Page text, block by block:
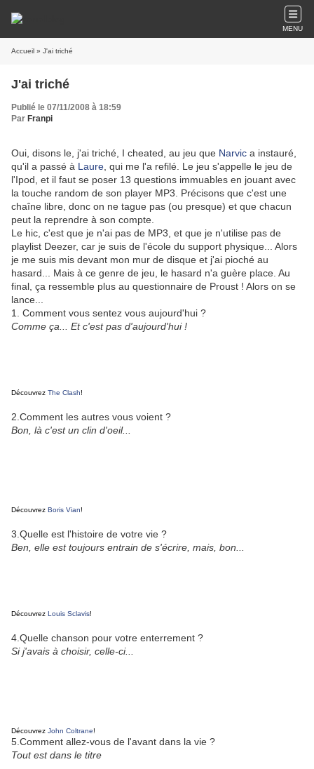
MENU
Accueil » J'ai triché
J'ai triché
Publié le 07/11/2008 à 18:59
Par Franpi
Oui, disons le, j'ai triché, I cheated, au jeu que Narvic a instauré,
qu'il a passé à Laure , qui me l'a refilé. Le jeu s'appelle le jeu de
l'Ipod, et il faut se poser 13 questions immuables en jouant avec
la touche random de son player MP3. Précisons que c'est une
chaîne libre, donc on ne tague pas (ou presque) et que chacun
peut la reprendre à son compte.
Le hic, c'est que je n'ai pas de MP3, et que je n'utilise pas de
playlist Deezer, car je suis de l'école du support physique... Alors
je me suis mis devant mon mur de disque et j'ai pioché au
hasard... Mais à ce genre de jeu, le hasard n'a guère place. Au
final, ça ressemble plus au questionnaire de Proust ! Alors on se
lance...
1. Comment vous sentez vous aujourd'hui ?
Comme ça... Et c'est pas d'aujourd'hui !
Découvrez The Clash!
2.Comment les autres vous voient ?
Bon, là c'est un clin d'oeil...
Découvrez Boris Vian!
3.Quelle est l'histoire de votre vie ?
Ben, elle est toujours entrain de s'écrire, mais, bon...
Découvrez Louis Sclavis!
4.Quelle chanson pour votre enterrement ?
Si j'avais à choisir, celle-ci...
Découvrez John Coltrane!
5.Comment allez-vous de l'avant dans la vie ?
Tout est dans le titre